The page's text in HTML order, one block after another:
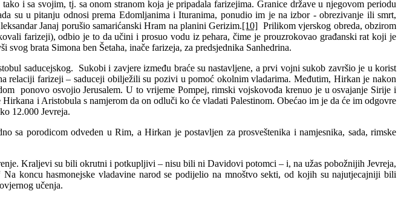
i sa svojim, tj. sa onom stranom koja je pripadala farizejima. Granice države u njegovom periodu
su u pitanju odnosi prema Edomljanima i Ituranima, ponudio im je na izbor - obrezivanje ili smrt,
Janaj porušio samarićanski Hram na planini Gerizim.[10] Prilikom vjerskog obreda, obzirom
farizeji), odbio je to da učini i prosuo vodu iz pehara, čime je prouzrokovao građanski rat koji je
brata Simona ben Šetaha, inače farizeja, za predsjednika Sanhedrina.
saducejskog. Sukobi i zavjere između braće su nastavljene, a prvi vojni sukob završio je u korist
relaciji farizeji – saduceji obilježili su pozivi u pomoć okolnim vladarima. Međutim, Hirkan je nakon
ponovo osvojio Jerusalem. U to vrijeme Pompej, rimski vojskovođa krenuo je u osvajanje Sirije i
i Aristobula s namjerom da on odluči ko će vladati Palestinom. Obećao im je da će im odgovre
12.000 Jevreja.
sa porodicom odveden u Rim, a Hirkan je postavljen za prosveštenika i namjesnika, sada, rimske
Kraljevi su bili okrutni i potkupljivi – nisu bili ni Davidovi potomci – i, na užas pobožnijih Jevreja,
koncu hasmonejske vladavine narod se podijelio na mnoštvo sekti, od kojih su najutjecajniji bili
učenja.